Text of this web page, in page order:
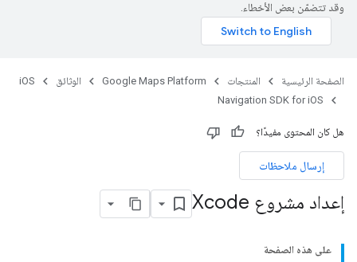
وقد تتضمّن بعض الأخطاء.
الصفحة الرئيسية المنتجات Google Maps Platform الوثائق
iOS
Navigation SDK for iOS
هل كان المحتوى مفيدًا؟
إرسال ملاحظات
إعداد مشروع Xcode
على هذه الصفحة